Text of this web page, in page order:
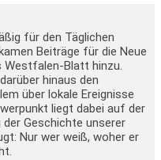
für den Täglichen
Beiträge für die Neue
Westfalen-Blatt hinzu.
hinaus den
über lokale Ereignisse
liegt dabei auf der
Geschichte unserer
Nur wer weiß, woher er